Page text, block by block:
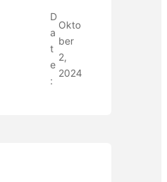
D
a
t
e
:
Okto
ber
2,
2024